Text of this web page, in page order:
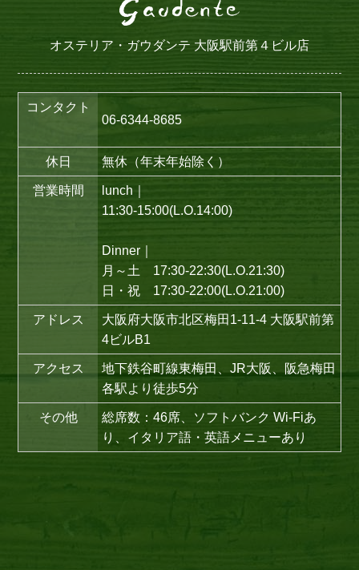
オステリア・ガウダンテ 大阪駅前第４ビル店
コンタクト
06-6344-8685
休日 無休（年末年始除く）
営業時間
lunch｜
11:30-15:00(L.O.14:00)
Dinner｜
月～土 17:30-22:30(L.O.21:30)
日・祝 17:30-22:00(L.O.21:00)
アドレス
大阪府大阪市北区梅田1-11-4 大阪駅前第
4ビルB1
アクセス
地下鉄谷町線東梅田、JR大阪、阪急梅田
各駅より徒歩5分
その他
総席数：46席、ソフトバンク Wi-Fiあ
り、イタリア語・英語メニューあり